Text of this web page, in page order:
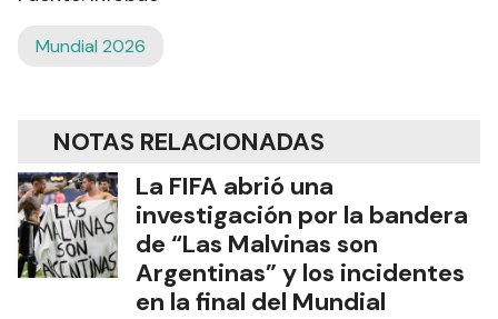
Mundial 2026
NOTAS RELACIONADAS
La FIFA abrió una
investigación por la bandera
de “Las Malvinas son
Argentinas” y los incidentes
en la final del Mundial